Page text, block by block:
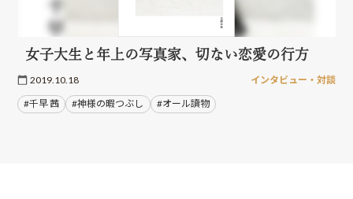
女子大生と年上の写真家、切ない恋愛の行方
2019.10.18 インタビュー・対談
#千早 茜 #神様の暇つぶし #オール讀物